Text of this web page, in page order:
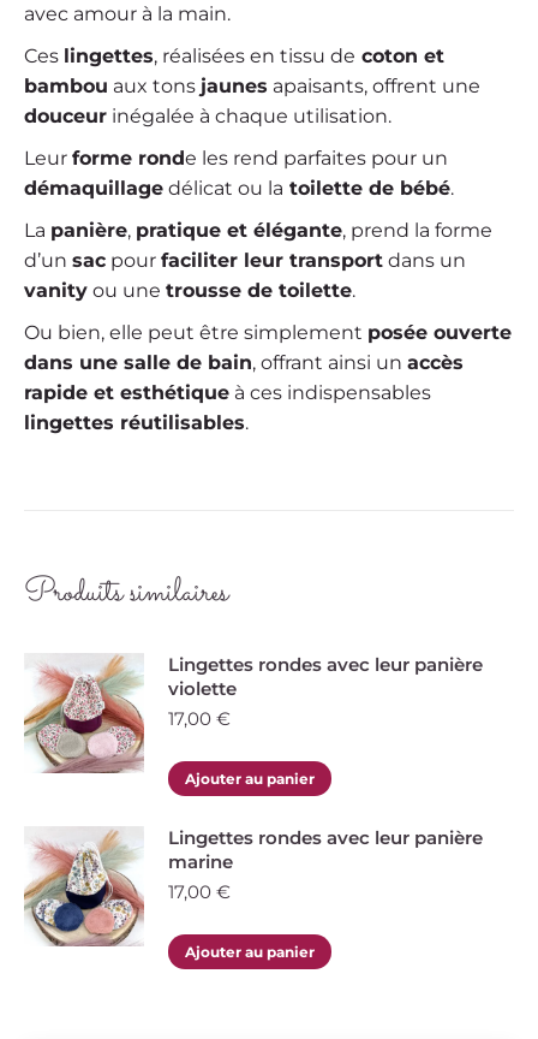
avec amour à la main.
Ces lingettes, réalisées en tissu de coton et
bambou aux tons jaunes apaisants, offrent une
douceur inégalée à chaque utilisation.
Leur forme ronde les rend parfaites pour un
démaquillage délicat ou la toilette de bébé.
La panière, pratique et élégante, prend la forme
d’un sac pour faciliter leur transport dans un
vanity ou une trousse de toilette.
Ou bien, elle peut être simplement posée ouverte
dans une salle de bain, offrant ainsi un accès
rapide et esthétique à ces indispensables
lingettes réutilisables.
Produits similaires
Lingettes rondes avec leur panière
violette
17,00 €
Ajouter au panier
Lingettes rondes avec leur panière
marine
17,00 €
Ajouter au panier